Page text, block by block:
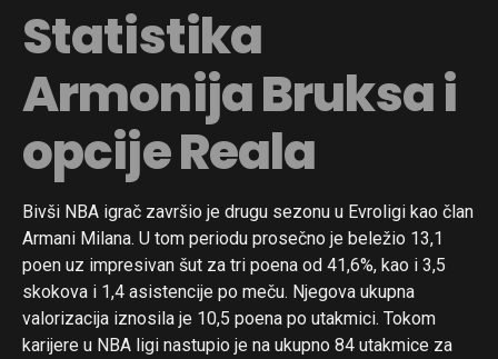
Statistika
Armonija Bruksa i
opcije Reala
Bivši NBA igrač završio je drugu sezonu u Evroligi kao član
Armani Milana. U tom periodu prosečno je beležio 13,1
poen uz impresivan šut za tri poena od 41,6%, kao i 3,5
skokova i 1,4 asistencije po meču. Njegova ukupna
valorizacija iznosila je 10,5 poena po utakmici. Tokom
karijere u NBA ligi nastupio je na ukupno 84 utakmice za